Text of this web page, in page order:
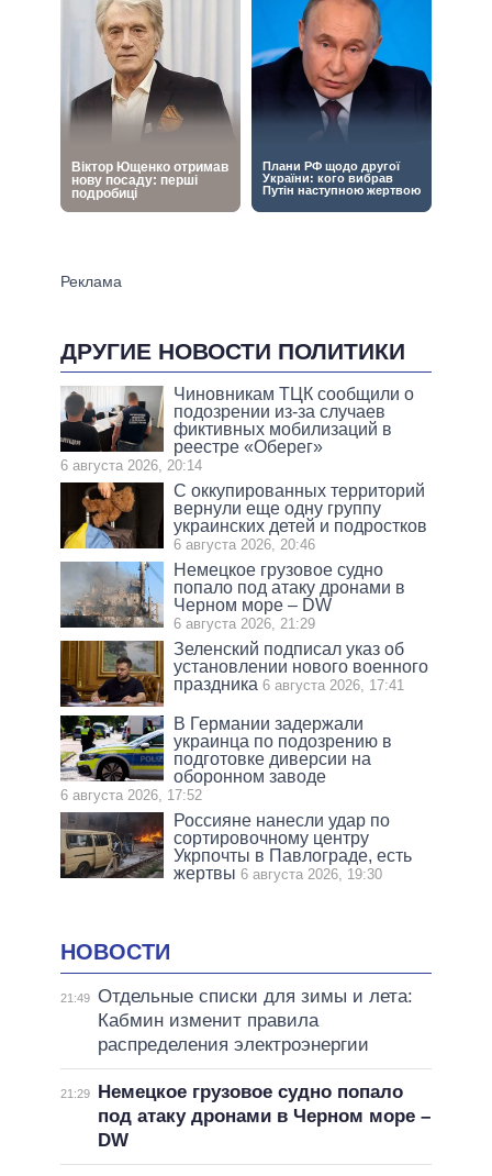
ДРУГИЕ НОВОСТИ ПОЛИТИКИ
Чиновникам ТЦК сообщили о
подозрении из-за случаев
фиктивных мобилизаций в
реестре «Оберег»
6 августа 2026, 20:14
С оккупированных территорий
вернули еще одну группу
украинских детей и подростков
6 августа 2026, 20:46
Немецкое грузовое судно
попало под атаку дронами в
Черном море – DW
6 августа 2026, 21:29
Зеленский подписал указ об
установлении нового военного
праздника 6 августа 2026, 17:41
В Германии задержали
украинца по подозрению в
подготовке диверсии на
оборонном заводе
6 августа 2026, 17:52
Россияне нанесли удар по
сортировочному центру
Укрпочты в Павлограде, есть
жертвы 6 августа 2026, 19:30
НОВОСТИ
21:49 Отдельные списки для зимы и лета:
Кабмин изменит правила
распределения электроэнергии
21:29
Немецкое грузовое судно попало
под атаку дронами в Черном море –
DW